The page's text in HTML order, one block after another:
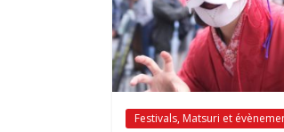
Festivals, Matsuri et